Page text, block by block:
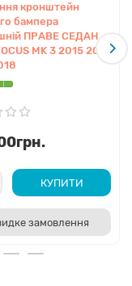
кронштейн
бампера
ПРАВЕ СЕДАН
MK 3 2015 2016
КУПИТИ
замовлення